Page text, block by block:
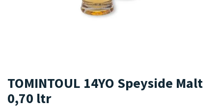
TOMINTOUL 14YO Speyside Malt
0,70 ltr